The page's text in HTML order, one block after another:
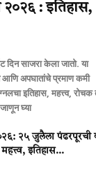
२०२६ : इतिहास,
दिन साजरा केला जातो. या
आणि अपघातांचे प्रमाण कमी
इतिहास, महत्त्व, रोचक
घ्या
२५ जुलैला पंढरपूरची
इतिहास...